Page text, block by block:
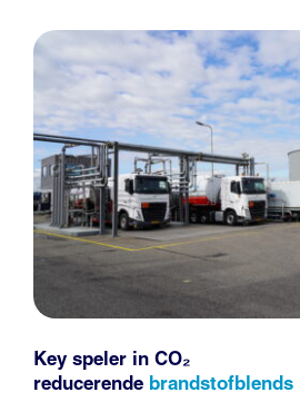
Key speler in CO₂
reducerende brandstofblends